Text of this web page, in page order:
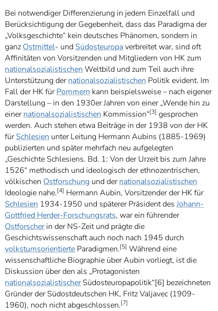
Bei notwendiger Differenzierung in jedem Einzelfall und
Berücksichtigung der Gegebenheit, dass das Paradigma der
„Volksgeschichte“ kein deutsches Phänomen, sondern in
ganz Ostmittel- und Südosteuropaverbreitet war, sind oft
Affinitäten von Vorsitzenden und Mitgliedern von HK zum
nationalsozialistischen Weltbild und zum Teil auch ihre
Unterstützung dernationalsozialistischen Politik evident. Im
Fall der HK fürPommern kann beispielsweise – nach eigener
Darstellung – in den 1930er Jahren von einer „Wende hin zu
einernationalsozialistischen Kommission“[3] gesprochen
werden. Auch stehen etwa Beiträge in der 1938 von der HK
fürSchlesien unter Leitung Hermann Aubins (1885-1969)
publizierten und später mehrfach neu aufgelegten
„Geschichte Schlesiens. Bd. 1: Von der Urzeit bis zum Jahre
1526“ methodisch und ideologisch der ethnozentrischen,
völkischen Ostforschung und dernationalsozialistischen
Ideologie nahe.[4] Hermann Aubin, Vorsitzender der HK für
Schlesien 1934-1950 und späterer Präsident des Johann-
Gottfried Herder-Forschungsrats, war ein führender
Ostforscherin der NS-Zeit und prägte die
Geschichtswissenschaft auch noch nach 1945 durch
volkstumsorientierte Paradigmen.[5] Während eine
wissenschaftliche Biographie über Aubin vorliegt, ist die
Diskussion über den als „Protagonisten
nationalsozialistischerSüdosteuropapolitik“[6] bezeichneten
Gründer der Südostdeutschen HK, Fritz Valjavec (1909-
1960), noch nicht abgeschlossen.[7]